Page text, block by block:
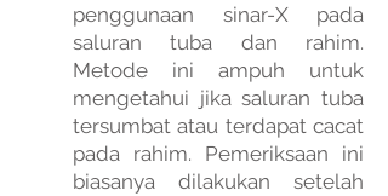
penggunaan sinar-X pada
saluran tuba dan rahim.
Metode ini ampuh untuk
mengetahui jika saluran tuba
tersumbat atau terdapat cacat
pada rahim. Pemeriksaan ini
biasanya dilakukan setelah